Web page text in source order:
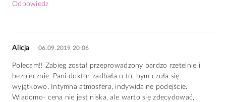
Odpowiedz
Alicja 06.09.2019 20:06
Polecam!! Zabieg został przeprowadzony bardzo rzetelnie i
bezpiecznie. Pani doktor zadbała o to, bym czuła się
wyjątkowo. Intymna atmosfera, indywidalne podejście.
Wiadomo- cena nie jest niska, ale warto się zdecydować,